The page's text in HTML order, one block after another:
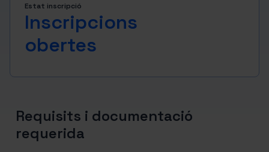
Estat inscripció
Inscripcions
obertes
Requisits i documentació
requerida